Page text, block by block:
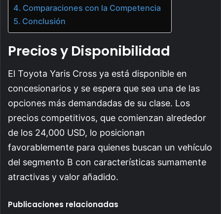
Comparaciones con la Competencia
Conclusión
Precios y Disponibilidad
El Toyota Yaris Cross ya está disponible en
concesionarios y se espera que sea una de las
opciones más demandadas de su clase. Los
precios competitivos, que comienzan alrededor
de los 24,000 USD, lo posicionan
favorablemente para quienes buscan un vehículo
del segmento B con características sumamente
atractivas y valor añadido.
Publicaciones relacionadas